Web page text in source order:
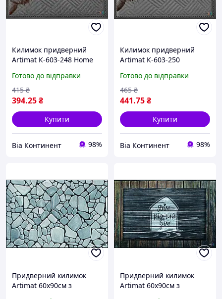
Килимок придверний
Artimat К-603-248 Home
Готово до відправки
394.25₴
415 ₴
Купити
Віа Континент 98%
Килимок придверний
Artimat К-603-250
Готово до відправки
441.75₴
465 ₴
Купити
Віа Континент 98%
Придверний килимок
Artimat 60х90см з
Придверний килимок
Artimat 60х90см з